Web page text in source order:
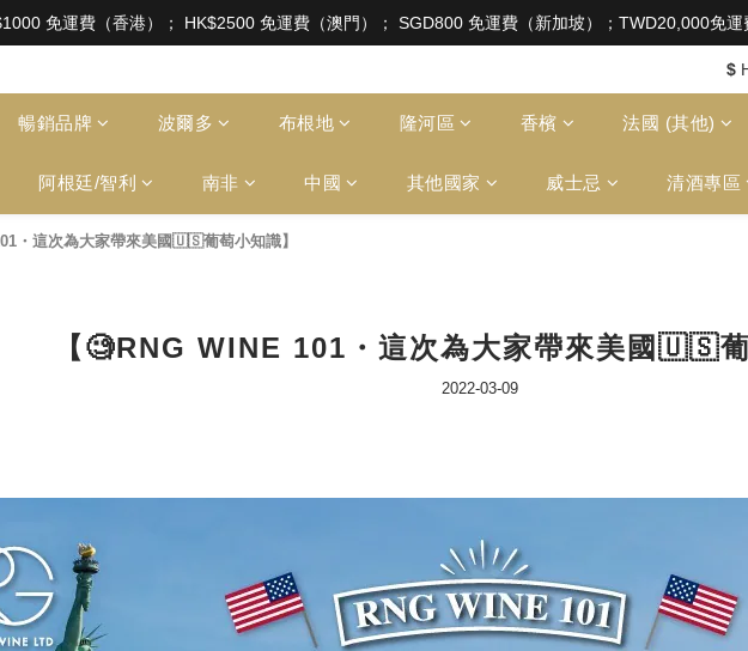
中，向未成年人售賣或供應令人醺醉的酒類。Under the law of Hong Kong, intoxicating liquor
免運費（香港）； HK$2500 免運費（澳門）； SGD800 免運費（新加坡）；TWD20,000免
中，向未成年人售賣或供應令人醺醉的酒類。Under the law of Hong Kong, intoxicating liquor $
暢銷品牌 波爾多 布根地 隆河區 香檳 法國 (其他)
阿根廷/智利 南非 中國 其他國家 威士忌 清酒專區
・這次為大家帶來美國🇺🇸葡萄小知識】
【🧐RNG WINE 101・這次為大家帶來美國🇺🇸
2022-03-09